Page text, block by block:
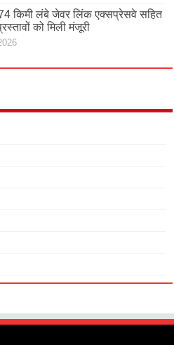
किमी लंबे जेवर लिंक एक्सप्रेसवे सहित
को मिली मंजूरी